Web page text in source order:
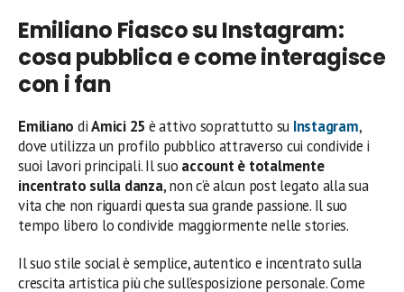
Emiliano Fiasco su Instagram:
cosa pubblica e come interagisce
con i fan
Emiliano diAmici 25 è attivo soprattutto su Instagram,
dove utilizza un profilo pubblico attraverso cui condivide i
suoi lavori principali. Il suo account è totalmente
incentrato sulla danza, non c’è alcun post legato alla sua
vita che non riguardi questa sua grande passione. Il suo
tempo libero lo condivide maggiormente nelle stories.
Il suo stile social è semplice, autentico e incentrato sulla
crescita artistica più che sull’esposizione personale. Come